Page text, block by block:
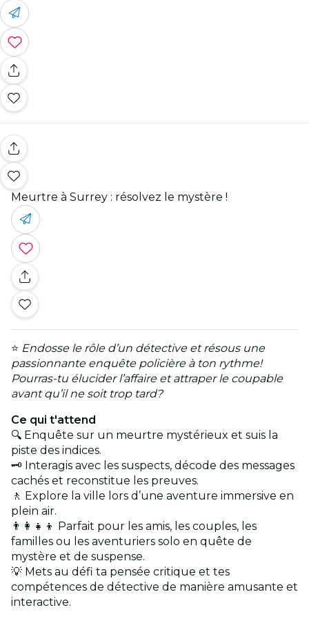
Meurtre à Surrey : résolvez le mystère !
⭐ Endosse le rôle d’un détective et résous une
passionnante enquête policière à ton rythme!
Pourras-tu élucider l’affaire et attraper le coupable
avant qu’il ne soit trop tard?
Ce qui t'attend
🔍 Enquête sur un meurtre mystérieux et suis la
piste des indices.
🗝️ Interagis avec les suspects, décode des messages
cachés et reconstitue les preuves.
🚶 Explore la ville lors d’une aventure immersive en
plein air.
👨‍👩‍👧‍👦 Parfait pour les amis, les couples, les
familles ou les aventuriers solo en quête de
mystère et de suspense.
💡 Mets au défi ta pensée critique et tes
compétences de détective de manière amusante et
interactive.